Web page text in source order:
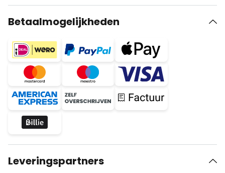
Betaalmogelijkheden
Leveringspartners